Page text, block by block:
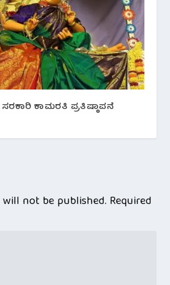
ಕಾಮರತಿ ಪ್ರತಿಷ್ಠಾಪನೆ
will not be published. Required